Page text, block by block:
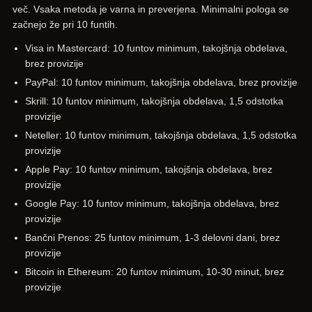
več. Vsaka metoda je varna in preverjena. Minimalni pologa se
začnejo že pri 10 funtih.
Visa in Mastercard: 10 funtov minimum, takojšnja obdelava,
brez provizije
PayPal: 10 funtov minimum, takojšnja obdelava, brez provizije
Skrill: 10 funtov minimum, takojšnja obdelava, 1,5 odstotka
provizije
Neteller: 10 funtov minimum, takojšnja obdelava, 1,5 odstotka
provizije
Apple Pay: 10 funtov minimum, takojšnja obdelava, brez
provizije
Google Pay: 10 funtov minimum, takojšnja obdelava, brez
provizije
Bančni Prenos: 25 funtov minimum, 1-3 delovni dani, brez
provizije
Bitcoin in Ethereum: 20 funtov minimum, 10-30 minut, brez
provizije